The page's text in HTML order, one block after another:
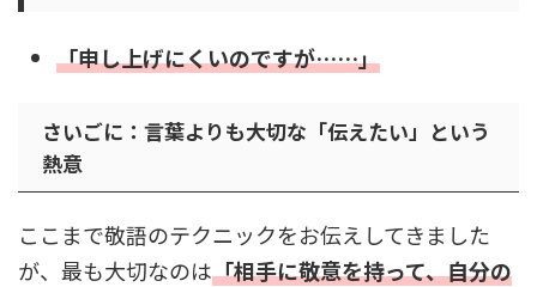
「申し上げにくいのですが……」
さいごに：言葉よりも大切な「伝えたい」という
熱意
ここまで敬語のテクニックをお伝えしてきました
が、最も大切なのは「相手に敬意を持って、自分の